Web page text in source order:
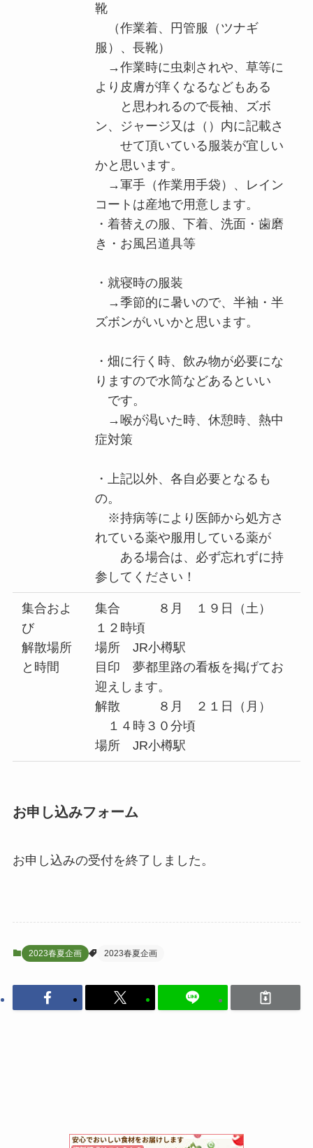
靴
（作業着、円管服（ツナギ
服）、長靴）
→作業時に虫刺されや、草等に
より皮膚が痒くなるなどもある
と思われるので長袖、ズボ
ン、ジャージ又は（）内に記載さ
せて頂いている服装が宜しい
かと思います。
→軍手（作業用手袋）、レイン
コートは産地で用意します。
・着替えの服、下着、洗面・歯磨
き・お風呂道具等
・就寝時の服装
→季節的に暑いので、半袖・半
ズボンがいいかと思います。
・畑に行く時、飲み物が必要にな
りますので水筒などあるといい
です。
→喉が渇いた時、休憩時、熱中
症対策
・上記以外、各自必要となるも
の。
※持病等により医師から処方さ
れている薬や服用している薬が
ある場合は、必ず忘れずに持
参してください！
集合およ
び
解散場所
と時間
集合 ８月 １９日（土）
１２時頃
場所 JR小樽駅
目印 夢都里路の看板を掲げてお
迎えします。
解散 ８月 ２１日（月）
１４時３０分頃
場所 JR小樽駅
お申し込みフォーム
お申し込みの受付を終了しました。
2023春夏企画 2023春夏企画